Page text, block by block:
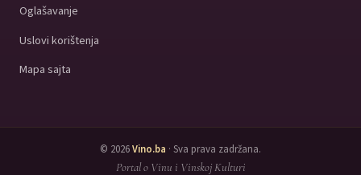
Oglašavanje
Uslovi korištenja
Mapa sajta
© 2026Vino.ba · Sva prava zadržana.
Portal o Vinu i Vinskoj Kulturi